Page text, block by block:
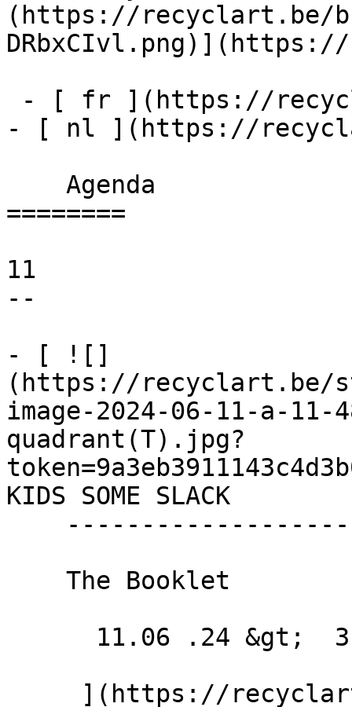
(https://recyclart.be/
- [ nl ](https://
========
11
--
- [ ![]
(https://recyclart.be/
image-2024-06-11-a-11-
quadrant(T).jpg?
KIDS SOME SLACK